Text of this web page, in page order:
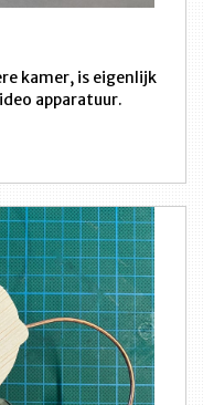
kamer, is eigenlijk
apparatuur.